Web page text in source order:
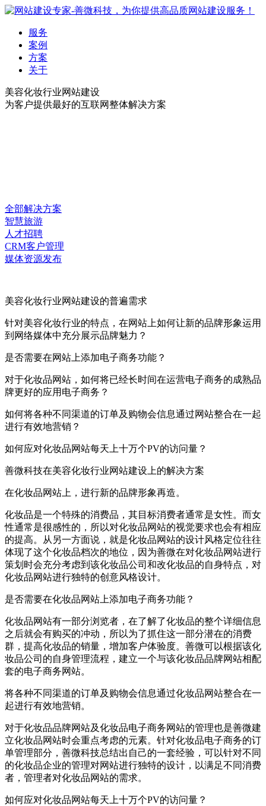
服务
案例
方案
关于
美容化妆行业网站建设
为客户提供最好的互联网整体解决方案
全部解决方案
智慧旅游
人才招聘
CRM客户管理
媒体资源发布
美容化妆行业网站建设的普遍需求
针对美容化妆行业的特点，在网站上如何让新的品牌形象运用
到网络媒体中充分展示品牌魅力？
是否需要在网站上添加电子商务功能？
对于化妆品网站，如何将已经长时间在运营电子商务的成熟品
牌更好的应用电子商务？
如何将各种不同渠道的订单及购物会信息通过网站整合在一起
进行有效地营销？
如何应对化妆品网站每天上十万个PV的访问量？
善微科技在美容化妆行业网站建设上的解决方案
在化妆品网站上，进行新的品牌形象再造。
化妆品是一个特殊的消费品，其目标消费者通常是女性。而女
性通常是很感性的，所以对化妆品网站的视觉要求也会有相应
的提高。从另一方面说，就是化妆品网站的设计风格定位往往
体现了这个化妆品档次的地位，因为善微在对化妆品网站进行
策划时会充分考虑到该化妆品公司和改化妆品的自身特点，对
化妆品网站进行独特的创意风格设计。
是否需要在化妆品网站上添加电子商务功能？
化妆品网站有一部分浏览者，在了解了化妆品的整个详细信息
之后就会有购买的冲动，所以为了抓住这一部分潜在的消费
群，提高化妆品的销量，增加客户体验度。善微可以根据该化
妆品公司的自身管理流程，建立一个与该化妆品品牌网站相配
套的电子商务网站。
将各种不同渠道的订单及购物会信息通过化妆品网站整合在一
起进行有效地营销。
对于化妆品品牌网站及化妆品电子商务网站的管理也是善微建
立化妆品网站时会重点考虑的元素。针对化妆品电子商务的订
单管理部分，善微科技总结出自己的一套经验，可以针对不同
的化妆品企业的管理对网站进行独特的设计，以满足不同消费
者，管理者对化妆品网站的需求。
如何应对化妆品网站每天上十万个PV的访问量？